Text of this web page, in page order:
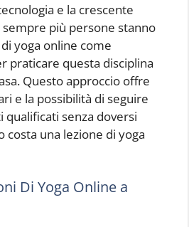
e la crescente
più persone stanno
yoga online come
praticare questa disciplina
Questo approccio offre
e la possibilità di seguire
qualificati senza doversi
costa una lezione di yoga
Di Yoga Online a